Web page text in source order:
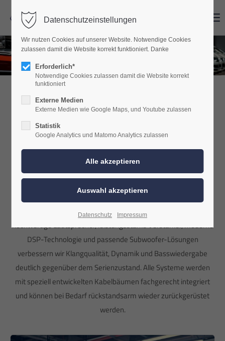
VW Soundpakete & Sound-
Systeme für T5, T6, T6.1 und
T7
Entdecken Sie unsere fahrzeugspezifischen Soundpakete für
Volkswagen Transporter, Camper und Vans. Ob VW T5, T6, T6.1
oder die aktuelle T7 Baureihe – unsere Sound-Systeme werden
speziell auf die jeweiligen Fahrzeuge abgestimmt. Durch
hochwertige Lautsprecher, leistungsstarke Verstärker, moderne
DSP-Technologie und passende Subwoofer-Lösungen
verbessern wir Klangqualität, Dynamik und Basswiedergabe
deutlich gegenüber dem Serienzustand. Alle Systeme werden
mit speziell entwickelten Kabelbäumen fachgerecht integriert
und können bei Bedarf rückstandsarm wieder zurückgerüstet
werden.
Datenschutzeinstellungen
Wir nutzen Cookies auf unserer Website. Notwendige Cookies
zulassen damit die Website korrekt funktioniert. Danke
Erforderlich*
Notwendige Cookies zulassen damit die Website korrekt
funktioniert
Externe Medien
Externe Medien wie Google Maps, und Youtube zulassen
Statistik
Google Analytics und Matomo Analytics zulassen
Datenschutz Impressum